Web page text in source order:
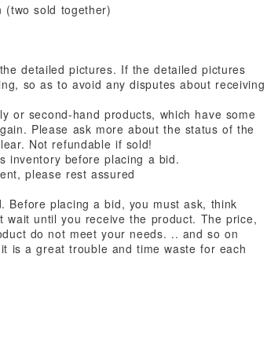
(two sold together)
detailed pictures. If the detailed pictures
so as to avoid any disputes about receiving
or second-hand products, which have some
Please ask more about the status of the
Not refundable if sold!
inventory before placing a bid.
please rest assured
Before placing a bid, you must ask, think
until you receive the product. The price,
do not meet your needs. .. and so on
is a great trouble and time waste for each